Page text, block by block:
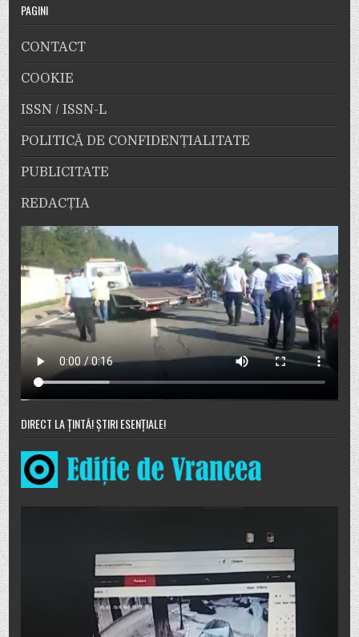
PAGINI
CONTACT
COOKIE
ISSN / ISSN-L
POLITICĂ DE CONFIDENȚIALITATE
PUBLICITATE
REDACȚIA
DIRECT LA ȚINTĂ! ȘTIRI ESENȚIALE!